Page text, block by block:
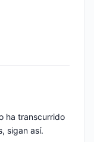
ha transcurrido
sigan así.